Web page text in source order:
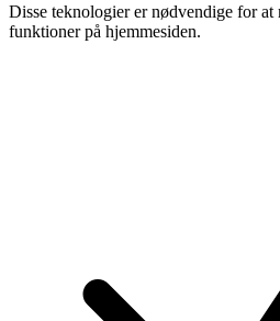
Disse teknologier er nødvendige for
funktioner på hjemmesiden.